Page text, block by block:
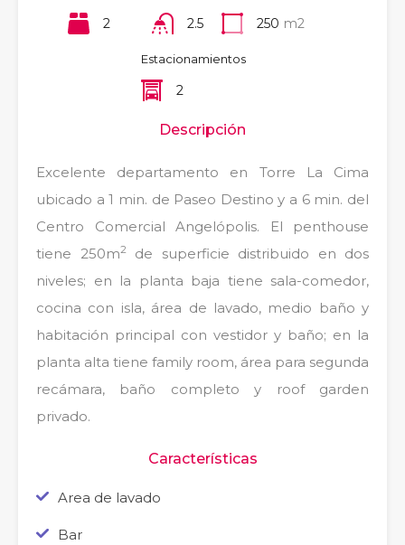
2 2.5 250 m2
Estacionamientos
2
Descripción
Excelente departamento en Torre La Cima
ubicado a 1 min. de Paseo Destino y a 6 min. del
Centro Comercial Angelópolis. El penthouse
tiene 250m2de superficie distribuido en dos
niveles; en la planta baja tiene sala-comedor,
cocina con isla, área de lavado, medio baño y
habitación principal con vestidor y baño; en la
planta alta tiene family room, área para segunda
recámara, baño completo y roof garden
privado.
Características
Area de lavado
Bar